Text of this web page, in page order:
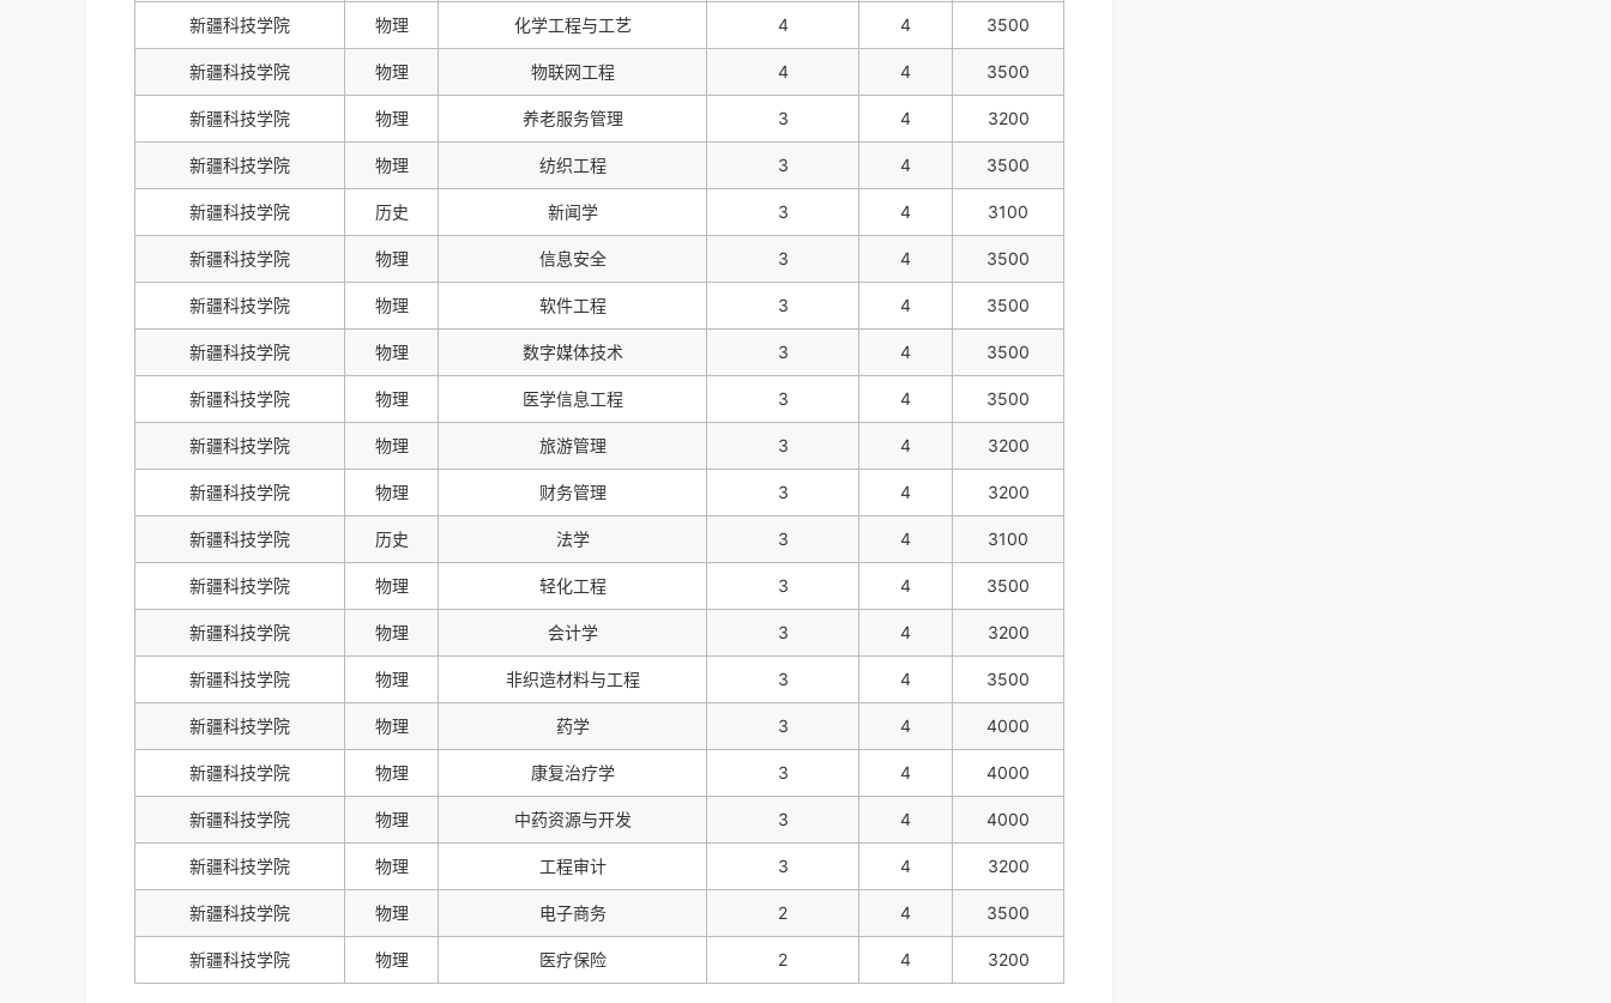
新疆科技学院 物理 化学工程与工艺 4 4 3500
新疆科技学院 物理 物联网工程 4 4 3500
新疆科技学院 物理 养老服务管理 3 4 3200
新疆科技学院 物理 纺织工程 3 4 3500
新疆科技学院 历史 新闻学 3 4 3100
新疆科技学院 物理 信息安全 3 4 3500
新疆科技学院 物理 软件工程 3 4 3500
新疆科技学院 物理 数字媒体技术 3 4 3500
新疆科技学院 物理 医学信息工程 3 4 3500
新疆科技学院 物理 旅游管理 3 4 3200
新疆科技学院 物理 财务管理 3 4 3200
新疆科技学院 历史 法学 3 4 3100
新疆科技学院 物理 轻化工程 3 4 3500
新疆科技学院 物理 会计学 3 4 3200
新疆科技学院 物理 非织造材料与工程 3 4 3500
新疆科技学院 物理 药学 3 4 4000
新疆科技学院 物理 康复治疗学 3 4 4000
新疆科技学院 物理 中药资源与开发 3 4 4000
新疆科技学院 物理 工程审计 3 4 3200
新疆科技学院 物理 电子商务 2 4 3500
新疆科技学院 物理 医疗保险 2 4 3200